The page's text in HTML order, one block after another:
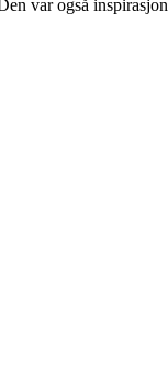
var også